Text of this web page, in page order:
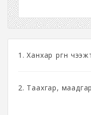
1. Ханхар өргөн
2. Таахгар,